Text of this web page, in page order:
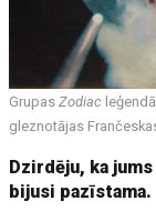
GrupasZodiac
gleznotājas
Dzirdēju, ka
bijusi pazīstama.